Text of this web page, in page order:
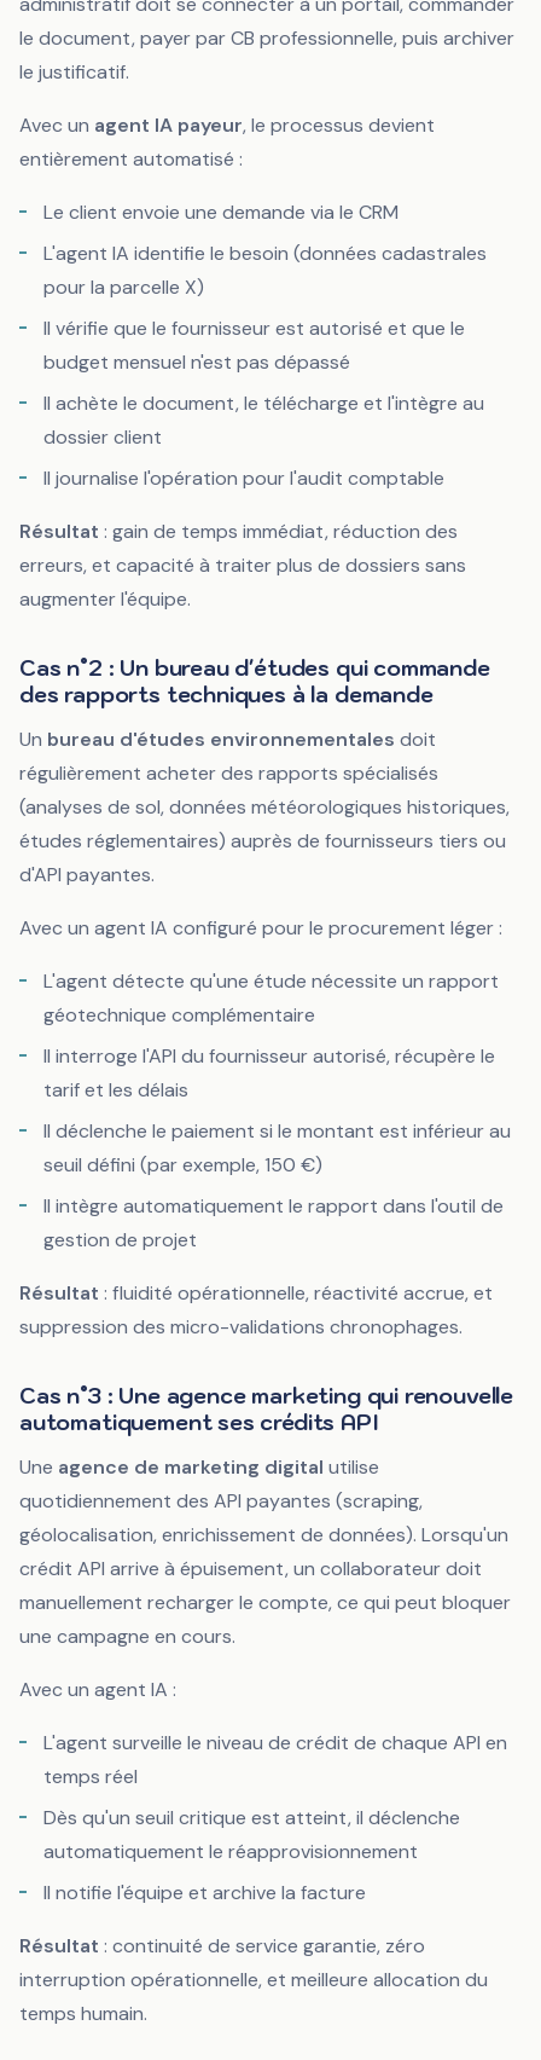
le document, payer par CB professionnelle, puis archiver
le justificatif.
Avec un agent IA payeur, le processus devient
entièrement automatisé :
Le client envoie une demande via le CRM
L'agent IA identifie le besoin (données cadastrales
pour la parcelle X)
Il vérifie que le fournisseur est autorisé et que le
budget mensuel n'est pas dépassé
Il achète le document, le télécharge et l'intègre au
dossier client
Il journalise l'opération pour l'audit comptable
Résultat : gain de temps immédiat, réduction des
erreurs, et capacité à traiter plus de dossiers sans
augmenter l'équipe.
Cas n°2 : Un bureau d'études qui commande
des rapports techniques à la demande
Un bureau d'études environnementales doit
régulièrement acheter des rapports spécialisés
(analyses de sol, données météorologiques historiques,
études réglementaires) auprès de fournisseurs tiers ou
d'API payantes.
Avec un agent IA configuré pour le procurement léger :
L'agent détecte qu'une étude nécessite un rapport
géotechnique complémentaire
Il interroge l'API du fournisseur autorisé, récupère le
tarif et les délais
Il déclenche le paiement si le montant est inférieur au
seuil défini (par exemple, 150 €)
Il intègre automatiquement le rapport dans l'outil de
gestion de projet
Résultat : fluidité opérationnelle, réactivité accrue, et
suppression des micro-validations chronophages.
Cas n°3 : Une agence marketing qui renouvelle
automatiquement ses crédits API
Une agence de marketing digital utilise
quotidiennement des API payantes (scraping,
géolocalisation, enrichissement de données). Lorsqu'un
crédit API arrive à épuisement, un collaborateur doit
manuellement recharger le compte, ce qui peut bloquer
une campagne en cours.
Avec un agent IA :
L'agent surveille le niveau de crédit de chaque API en
temps réel
Dès qu'un seuil critique est atteint, il déclenche
automatiquement le réapprovisionnement
Il notifie l'équipe et archive la facture
Résultat : continuité de service garantie, zéro
interruption opérationnelle, et meilleure allocation du
temps humain.